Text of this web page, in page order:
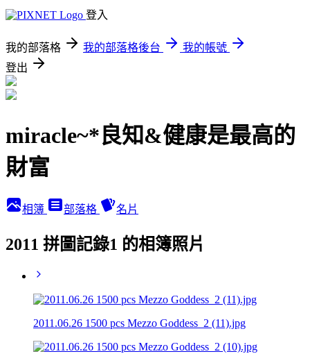
登入
我的部落格 我的部落格後台
我的帳號
登出
miracle~*良知&健康是最高的
財富
相簿 部落格 名片
2011 拼圖記錄1 的相簿照片
2011.06.26 1500 pcs Mezzo Goddess_2 (11).jpg